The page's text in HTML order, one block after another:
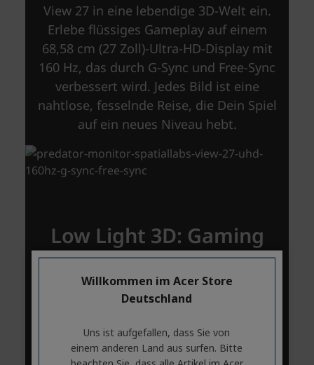
Willkommen im Acer Store
Deutschland
Uns ist aufgefallen, dass Sie von
einem anderen Land aus surfen. Bitte